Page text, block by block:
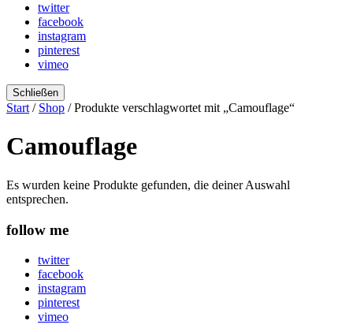
twitter
facebook
instagram
pinterest
vimeo
Schließen
Start / Shop / Produkte verschlagwortet mit „Camouflage“
Camouflage
Es wurden keine Produkte gefunden, die deiner Auswahl
entsprechen.
follow me
twitter
facebook
instagram
pinterest
vimeo